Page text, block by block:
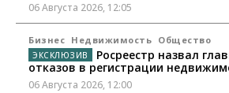
06 Августа 2026, 12:05
Бизнес Недвижимость Общество
Росреестр назвал
отказов в регистрации
06 Августа 2026, 12:00